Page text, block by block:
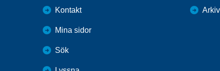
Kontakt
Mina sidor
Sök
Arkiv